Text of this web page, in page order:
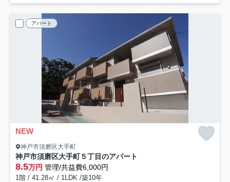
アパート
NEW
神戸市須磨区大手町
神戸市須磨区大手町５丁目のアパート
8.5万円 管理/共益費6,000円
1階 / 41.28㎡ / 1LDK /築10年